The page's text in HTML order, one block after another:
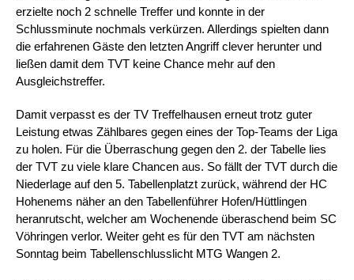
erzielte noch 2 schnelle Treffer und konnte in der
Schlussminute nochmals verkürzen. Allerdings spielten dann
die erfahrenen Gäste den letzten Angriff clever herunter und
ließen damit dem TVT keine Chance mehr auf den
Ausgleichstreffer.
Damit verpasst es der TV Treffelhausen erneut trotz guter
Leistung etwas Zählbares gegen eines der Top-Teams der Liga
zu holen. Für die Überraschung gegen den 2. der Tabelle lies
der TVT zu viele klare Chancen aus. So fällt der TVT durch die
Niederlage auf den 5. Tabellenplatzt zurück, während der HC
Hohenems näher an den Tabellenführer Hofen/Hüttlingen
heranrutscht, welcher am Wochenende überaschend beim SC
Vöhringen verlor. Weiter geht es für den TVT am nächsten
Sonntag beim Tabellenschlusslicht MTG Wangen 2.